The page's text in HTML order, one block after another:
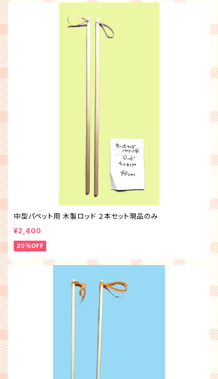
中型パペット用 木製ロッド ２本セット現品のみ
¥2,400
20%OFF